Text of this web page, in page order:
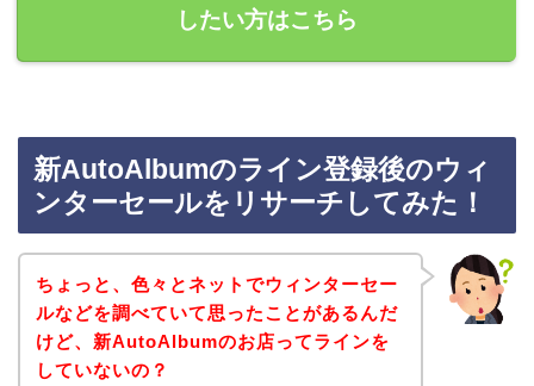
したい方はこちら
新AutoAlbumのライン登録後のウィ
ンターセールをリサーチしてみた！
ちょっと、色々とネットでウィンターセー
ルなどを調べていて思ったことがあるんだ
けど、新AutoAlbumのお店ってラインを
していないの？